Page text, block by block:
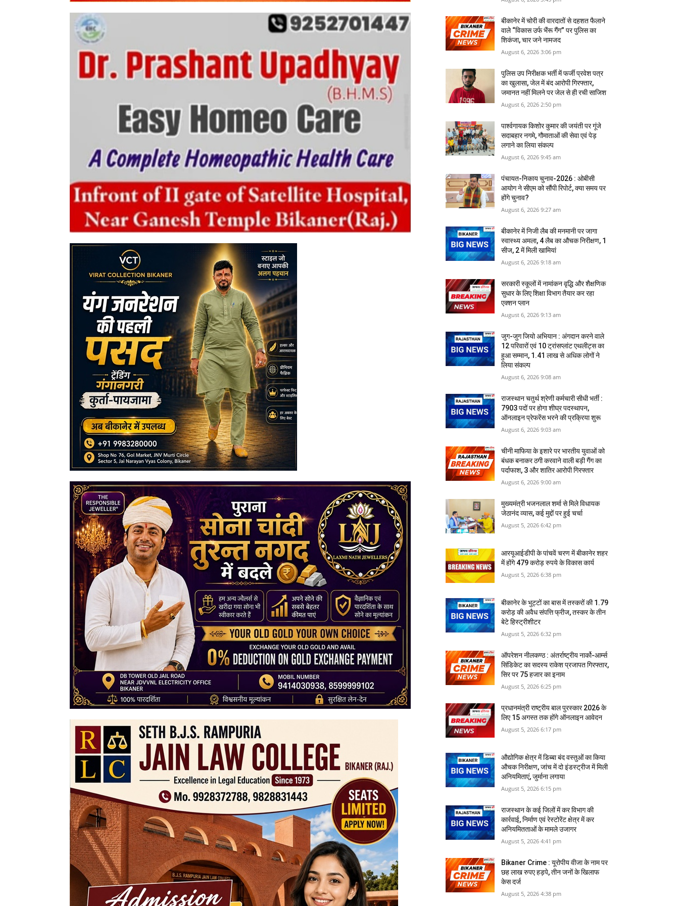
बीकानेर में चोरी की वारदातों से दहशत फैलाने
वाले “विकास उर्फ भैंरू गैंग” पर पुलिस का
शिकंजा, चार जने नामजद
August 6, 2026 3:06 pm
पुलिस उप निरीक्षक भर्ती में फर्जी प्रवेश पत्र
का खुलासा, जेल में बंद आरोपी गिरफ्तार,
जमानत नहीं मिलने पर जेल से ही रची साजिश
August 6, 2026 2:50 pm
पार्श्वगायक किशोर कुमार की जयंती पर गूंजे
सदाबहार नगमे, गौमाताओं की सेवा एवं पेड़
लगाने का लिया संकल्प
August 6, 2026 9:45 am
पंचायत-निकाय चुनाव-2026 : ओबीसी
आयोग ने सीएम को सौंपी रिपोर्ट, क्‍या समय पर
होंगे चुनाव?
August 6, 2026 9:27 am
बीकानेर में निजी लैब की मनमानी पर जागा
स्‍वास्‍थ्‍य अमला, 4 लैब का औचक निरीक्षण, 1
सीज, 2 में मिली खामियां
August 6, 2026 9:18 am
सरकारी स्‍कूलों में नामांकन वृद्धि और शैक्षणिक
सुधार के लिए शिक्षा विभाग तैयार कर रहा
एक्शन प्लान
August 6, 2026 9:13 am
जुग-जुग जियो अभियान : अंगदान करने वाले
12 परिवारों एवं 10 ट्रांसप्लांट एथलीट्स का
हुआ सम्मान, 1.41 लाख से अधिक लोगों ने
लिया संकल्प
August 6, 2026 9:08 am
राजस्थान चतुर्थ श्रेणी कर्मचारी सीधी भर्ती :
7903 पदों पर होगा शीघ्र पदस्थापन,
ऑनलाइन प्रेफरेंस भरने की प्रक्रिया शुरू
August 6, 2026 9:03 am
​चीनी माफिया के इशारे पर भारतीय युवाओं को
बंधक बनाकर ठगी करवाने वाली बड़ी गैंग का
पर्दाफाश, 3 और शातिर आरोपी गिरफ्तार
August 6, 2026 9:00 am
मुख्यमंत्री भजनलाल शर्मा से मिले विधायक
जेठानंद व्यास, कई मुद्दों पर हुई चर्चा
August 5, 2026 6:42 pm
आरयूआईडीपी के पांचवें चरण में बीकानेर शहर
में होंगे 479 करोड़ रुपये के विकास कार्य
August 5, 2026 6:38 pm
बीकानेर के भुट्टों का बास में तस्‍करों की 1.79
करोड़ की अवैध संपत्ति फ्रीज, तस्‍कर के तीन
बेटे हिस्‍ट्रीशीटर
August 5, 2026 6:32 pm
ऑपरेशन नीलकण्ठ : अंतर्राष्ट्रीय नार्को-आर्म्स
सिंडिकेट का सदस्य राकेश प्रजापत गिरफ्तार,
सिर पर 75 हजार का इनाम
August 5, 2026 6:25 pm
प्रधानमंत्री राष्ट्रीय बाल पुरस्कार 2026 के
लिए 15 अगस्त तक होंगे ऑनलाइन आवेदन
August 5, 2026 6:17 pm
औद्योगिक क्षेत्र में डिब्बा बंद वस्तुओं का किया
औचक निरीक्षण, जांच में दो इंडस्ट्रीज में मिली
अनियमिताएं, जुर्माना लगाया
August 5, 2026 6:15 pm
राजस्‍थान के कई जिलों में कर विभाग की
कार्रवाई, निर्माण एवं रेस्टोरेंट क्षेत्र में कर
अनियमितताओं के मामले उजागर
August 5, 2026 4:41 pm
Bikaner Crime : यूरोपीय वीजा के नाम पर
छह लाख रुपए हड़पे, तीन जनों के खिलाफ
केस दर्ज
August 5, 2026 4:38 pm